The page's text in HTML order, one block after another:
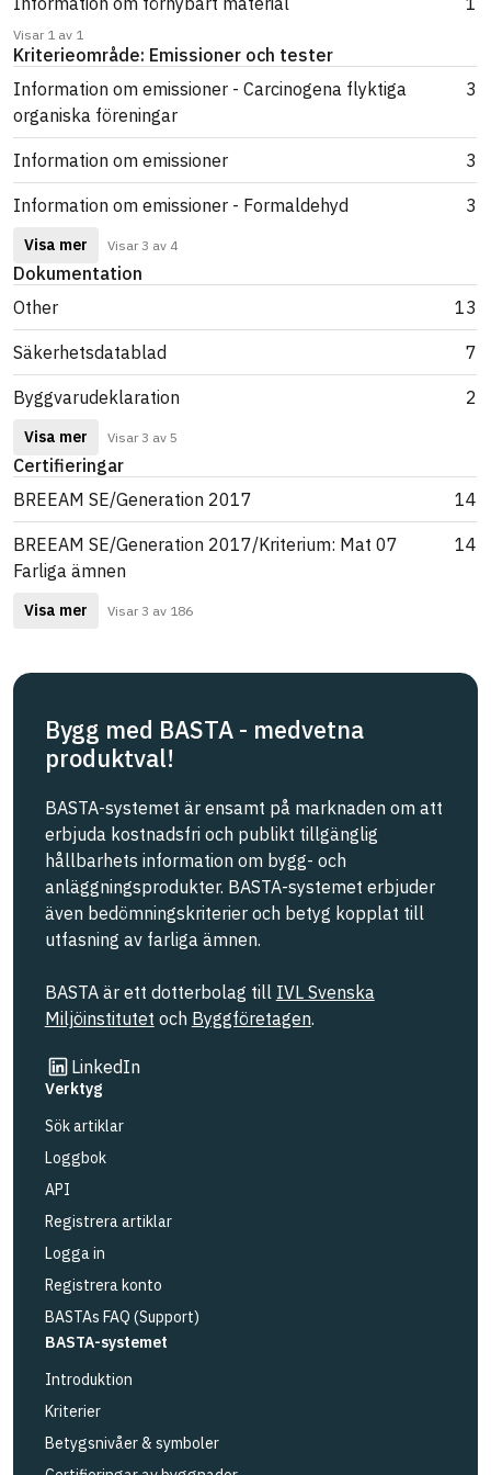
Visar 1 av 1
Kriterieområde: Emissioner och tester
Information om emissioner - Carcinogena flyktiga
organiska föreningar
3
Information om emissioner 3
Information om emissioner - Formaldehyd 3
Visa mer Visar 3 av 4
Dokumentation
Other
13
Säkerhetsdatablad 7
Byggvarudeklaration 2
Visa mer Visar 3 av 5
Certifieringar
BREEAM SE/Generation 2017
14
BREEAM SE/Generation 2017/Kriterium: Mat 07
Farliga ämnen
14
Visa mer Visar 3 av 186
Bygg med BASTA - medvetna
produktval!
BASTA-systemet är ensamt på marknaden om att
erbjuda kostnadsfri och publikt tillgänglig
hållbarhets information om bygg- och
anläggningsprodukter. BASTA-systemet erbjuder
även bedömningskriterier och betyg kopplat till
utfasning av farliga ämnen.
BASTA är ett dotterbolag till IVL Svenska
Miljöinstitutet och Byggföretagen.
LinkedIn
Länk till annan webbplats
Verktyg
Sök artiklar
Loggbok
API
Registrera artiklar
Logga in
Registrera konto
BASTAs FAQ (Support)
BASTA-systemet
Introduktion
Kriterier
Betygsnivåer & symboler